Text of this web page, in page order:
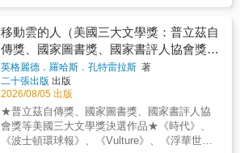
稅率哪裡不一樣？ 國家債務如何累積？為何還
為何這個思想徹底顛覆了傳統經濟思想？ 我們
的政府真的可以控制通貨膨脹嗎？ 「富人會幫
助窮人」的說詞跟想法如何影響今天的賦稅制
度？ 自由貿易與低稅率是人民的勝利還是貧富
懸殊的起始？ & 在通貨膨脹跟全球經濟越來越
緊密的狀況下，台灣也將迎來懸殊的貧富差
距，當世界局勢不斷在改變時，綜觀全局將是
這個世代不可缺乏的能力！這本漫畫透過輕鬆
行動、去啟動新的事物，儘管彼此交互作用的
結果往往是偶然而不可預測。Amor mundi（愛
這個世界）原是鄂蘭為本書設定的原始書名，
指出了閱讀切點，以及她對於基督教神學源頭
奧古斯丁思想的長期思索，關乎我們如何去愛
這個世界。對鄂蘭來說，人類是在啟動事物和
一連串事件的意義下行動的生物，縱使能量微
弱且不斷面臨各種困境，但我們永遠都可以採
取進一步行動，改變或轉化那些看似無法避免
移動雲的人（美國三大文學獎：普立茲自
傳獎、國家圖書獎、國家書評人協會獎決
選作品）
英格麗德．羅哈斯．孔特雷拉斯 著
二十張出版 出版
2026/08/05 出版
★普立茲自傳獎、國家圖書獎、國家書評人協
會獎等美國三大文學獎決選作品★《時代》、
《波士頓環球報》、《Vulture》、《浮華世